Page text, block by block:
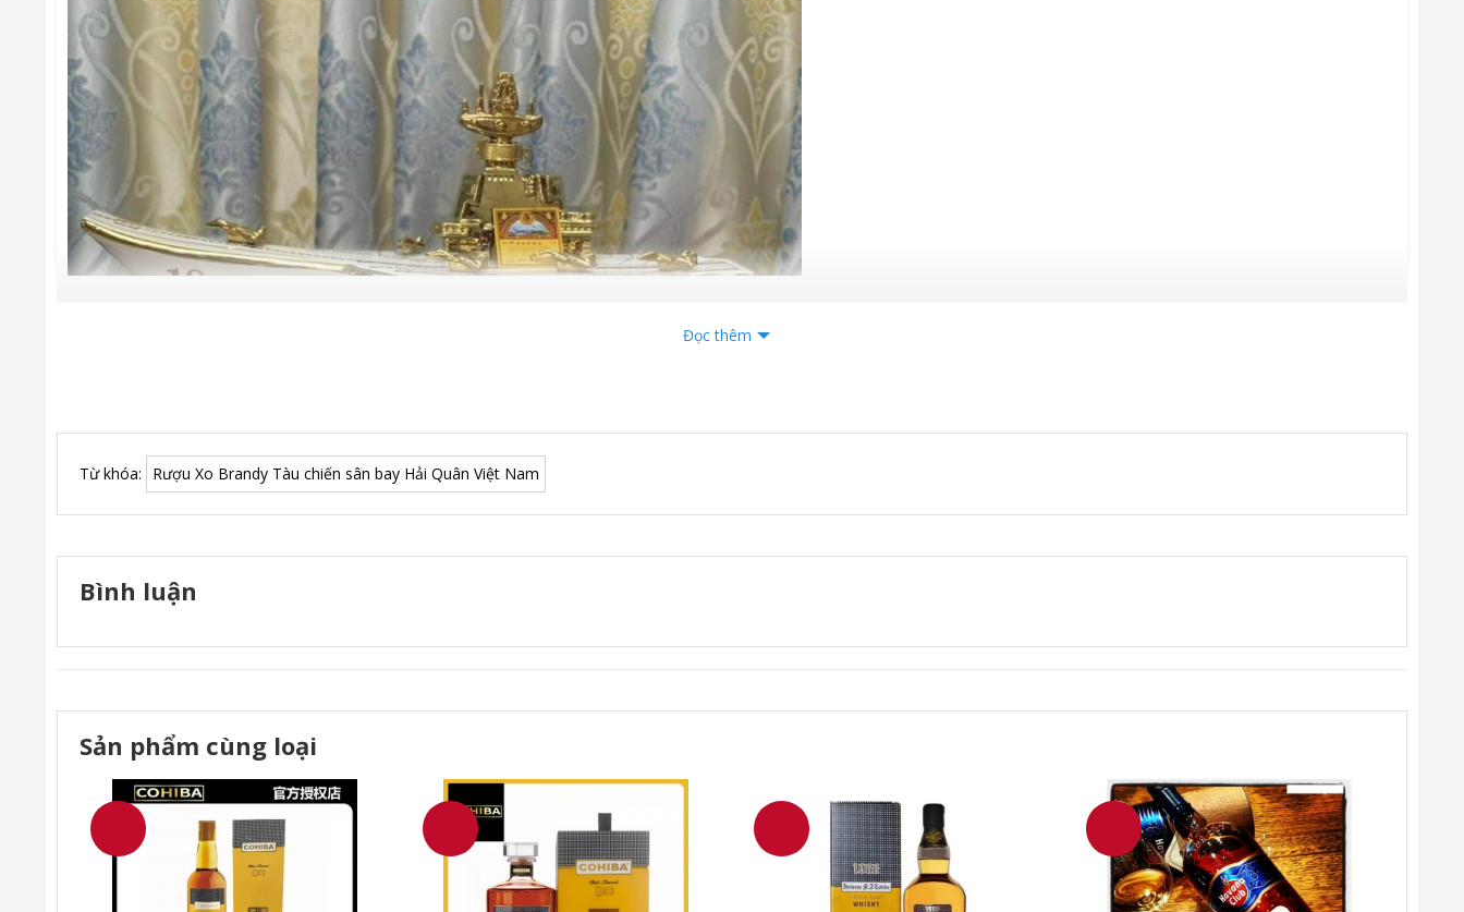
Rượu Xo Brandy Tàu chiến sân bay Hải Quân VN cực đẹp nhập khẩu nguyên thùng từ Nga được đặt làm riêng cho thị trường VN!
Đọc thêm
Từ khóa: Rượu Xo Brandy Tàu chiến sân bay Hải Quân Việt Nam
Bình luận
Sản phẩm cùng loại